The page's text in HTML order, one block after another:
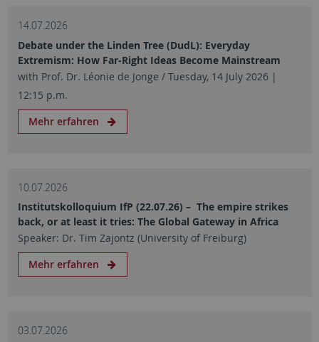
14.07.2026
Debate under the Linden Tree (DudL): Everyday
Extremism: How Far-Right Ideas Become Mainstream
with Prof. Dr. Léonie de Jonge / Tuesday, 14 July 2026 |
12:15 p.m.
Mehr erfahren
10.07.2026
Institutskolloquium IfP (22.07.26) – The empire strikes
back, or at least it tries: The Global Gateway in Africa
Speaker: Dr. Tim Zajontz (University of Freiburg)
Mehr erfahren
03.07.2026